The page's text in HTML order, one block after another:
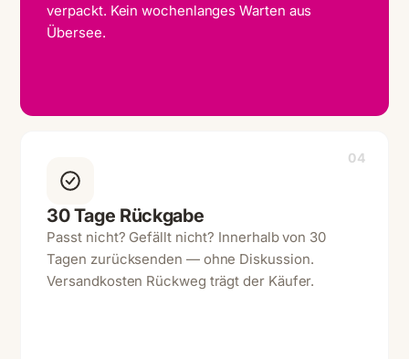
verpackt. Kein wochenlanges Warten aus
Übersee.
04
30 Tage Rückgabe
Passt nicht? Gefällt nicht? Innerhalb von 30
Tagen zurücksenden — ohne Diskussion.
Versandkosten Rückweg trägt der Käufer.